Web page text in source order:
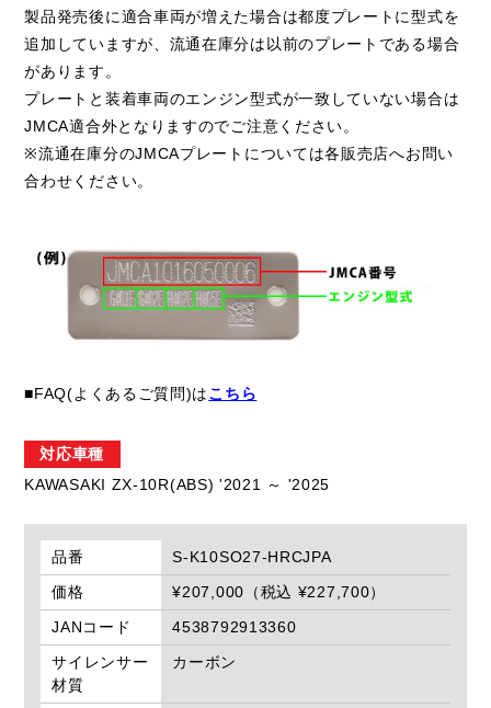
製品発売後に適合車両が増えた場合は都度プレートに型式を
追加していますが、流通在庫分は以前のプレートである場合
があります。
プレートと装着車両のエンジン型式が一致していない場合は
JMCA適合外となりますのでご注意ください。
※流通在庫分のJMCAプレートについては各販売店へお問い
合わせください。
■FAQ(よくあるご質問)はこちら
対応車種
KAWASAKI ZX-10R(ABS) '2021 ～ '2025
品番
S-K10SO27-HRCJPA
価格
¥207,000（税込 ¥227,700）
JANコード
4538792913360
サイレンサー
材質
カーボン